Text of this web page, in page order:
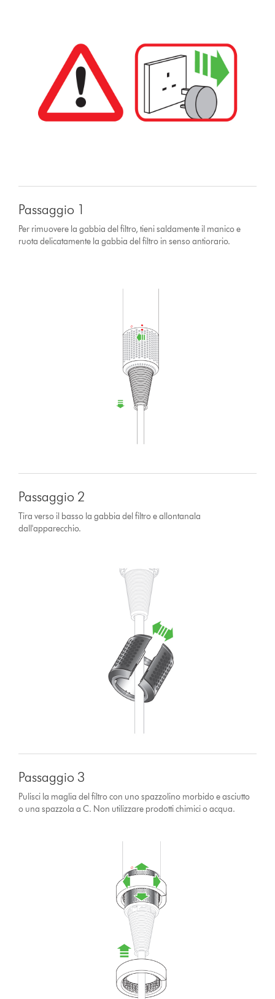
Passaggio 1
Per rimuovere la gabbia del filtro, tieni saldamente il manico e
ruota delicatamente la gabbia del filtro in senso antiorario.
Passaggio 2
Tira verso il basso la gabbia del filtro e allontanala
dall'apparecchio.
Passaggio 3
Pulisci la maglia del filtro con uno spazzolino morbido e asciutto
o una spazzola a C. Non utilizzare prodotti chimici o acqua.